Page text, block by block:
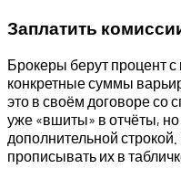
Заплатить
Брокеры берут процент
конкретные суммы
это в своём договоре со
уже «вшиты» в отчёты, но
дополнительной
прописывать их в